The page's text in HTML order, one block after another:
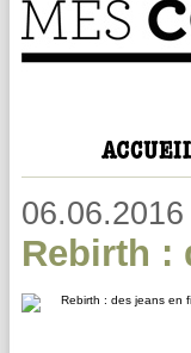
06.06.2016
Rebirth :